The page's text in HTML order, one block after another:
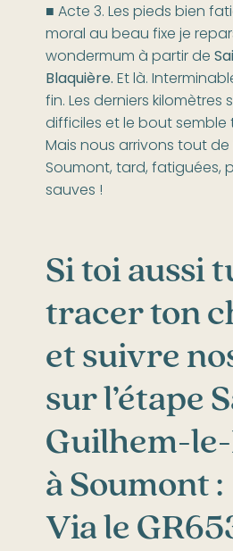
■ Acte 3. Les pieds bien
moral au beau fixe je
wondermum à partir de
Blaquière.Et là.
fin. Les derniers kilomètres
difficiles et le bout semble
Mais nous arrivons tout
Soumont, tard, fatiguées,
sauves !
Si toi aussi
tracer ton
et suivre
sur l’étape
Guilhem-
à Soumont :
Via le